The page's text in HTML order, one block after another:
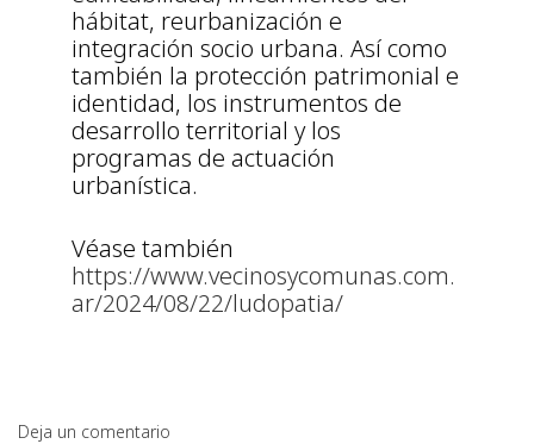
hábitat, reurbanización e
integración socio urbana. Así como
también la protección patrimonial e
identidad, los instrumentos de
desarrollo territorial y los
programas de actuación
urbanística.
Véase también
https://www.vecinosycomunas.com.
ar/2024/08/22/ludopatia/
Deja un comentario